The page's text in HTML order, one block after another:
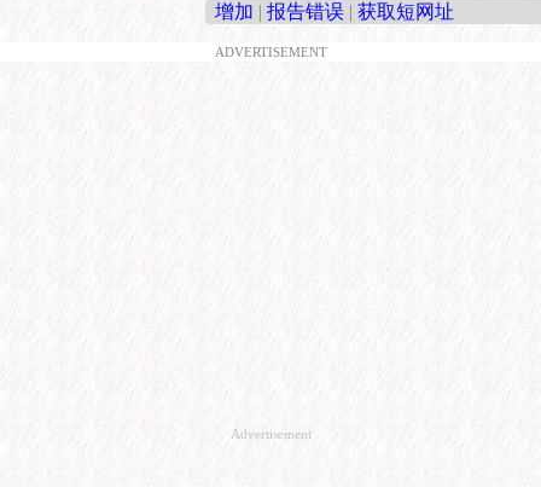
增加 | 报告错误 | 获取短网址
ADVERTISEMENT
Advertisement